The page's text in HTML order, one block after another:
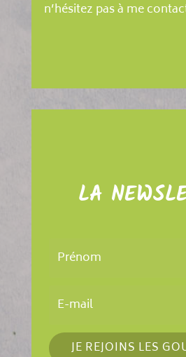
n’hésitez pas à me
LA
JE REJOINS LES